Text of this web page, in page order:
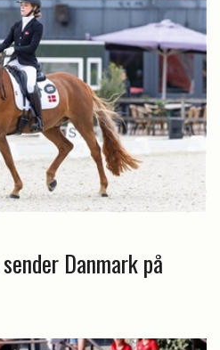
Danmark på